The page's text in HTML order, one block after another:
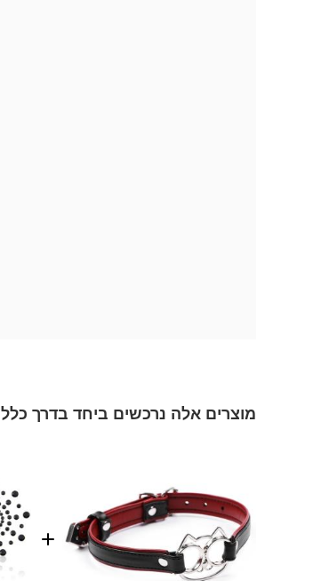
מוצרים אלה נרכשים ביחד בדרך כלל